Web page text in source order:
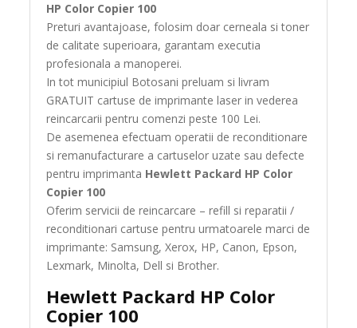
HP Color Copier 100
Preturi avantajoase, folosim doar cerneala si toner
de calitate superioara, garantam executia
profesionala a manoperei.
In tot municipiul Botosani preluam si livram
GRATUIT cartuse de imprimante laser in vederea
reincarcarii pentru comenzi peste 100 Lei.
De asemenea efectuam operatii de reconditionare
si remanufacturare a cartuselor uzate sau defecte
pentru imprimanta Hewlett Packard HP Color
Copier 100
Oferim servicii de reincarcare – refill si reparatii /
reconditionari cartuse pentru urmatoarele marci de
imprimante: Samsung, Xerox, HP, Canon, Epson,
Lexmark, Minolta, Dell si Brother.
Hewlett Packard HP Color
Copier 100